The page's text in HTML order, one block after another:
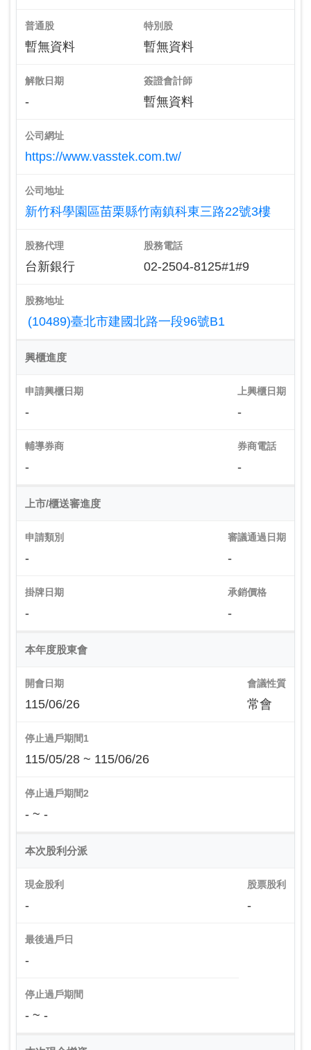
普通股
暫無資料
特別股
暫無資料
解散日期
-
簽證會計師
暫無資料
公司網址
https://www.vasstek.com.tw/
公司地址
新竹科學園區苗栗縣竹南鎮科東三路22號3樓
股務代理
台新銀行
股務電話
02-2504-8125#1#9
股務地址
(10489)臺北市建國北路一段96號B1
興櫃進度
申請興櫃日期
-
上興櫃日期
-
輔導券商
-
券商電話
-
上市/櫃送審進度
申請類別
-
審議通過日期
-
掛牌日期
-
承銷價格
-
本年度股東會
開會日期
115/06/26
會議性質
常會
停止過戶期間1
115/05/28 ~ 115/06/26
停止過戶期間2
- ~ -
本次股利分派
現金股利
-
股票股利
-
最後過戶日
-
停止過戶期間
- ~ -